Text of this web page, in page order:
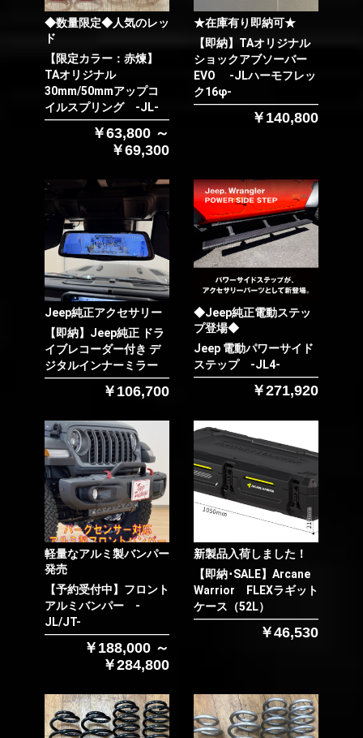
お買い物を続ける カートへ進む
◆数量限定◆人気のレッ
ド
【限定カラー：赤煉】
TAオリジナル
30mm/50mmアップコ
イルスプリング -JL-
￥63,800 ～
￥69,300
★在庫有り即納可★
【即納】TAオリジナル
ショックアブソーバー
EVO -JLハーモフレッ
ク16φ-
￥140,800
Jeep純正アクセサリー
【即納】Jeep純正 ドラ
イブレコーダー付き デ
ジタルインナーミラー
￥106,700
◆Jeep純正電動ステッ
プ登場◆
Jeep 電動パワーサイド
ステップ -JL4-
￥271,920
軽量なアルミ製バンパー
発売
【予約受付中】フロント
アルミバンパー -
JL/JT-
￥188,000 ～
￥284,800
新製品入荷しました！
【即納･SALE】Arcane
Warrior FLEXラギット
ケース（52L）
￥46,530